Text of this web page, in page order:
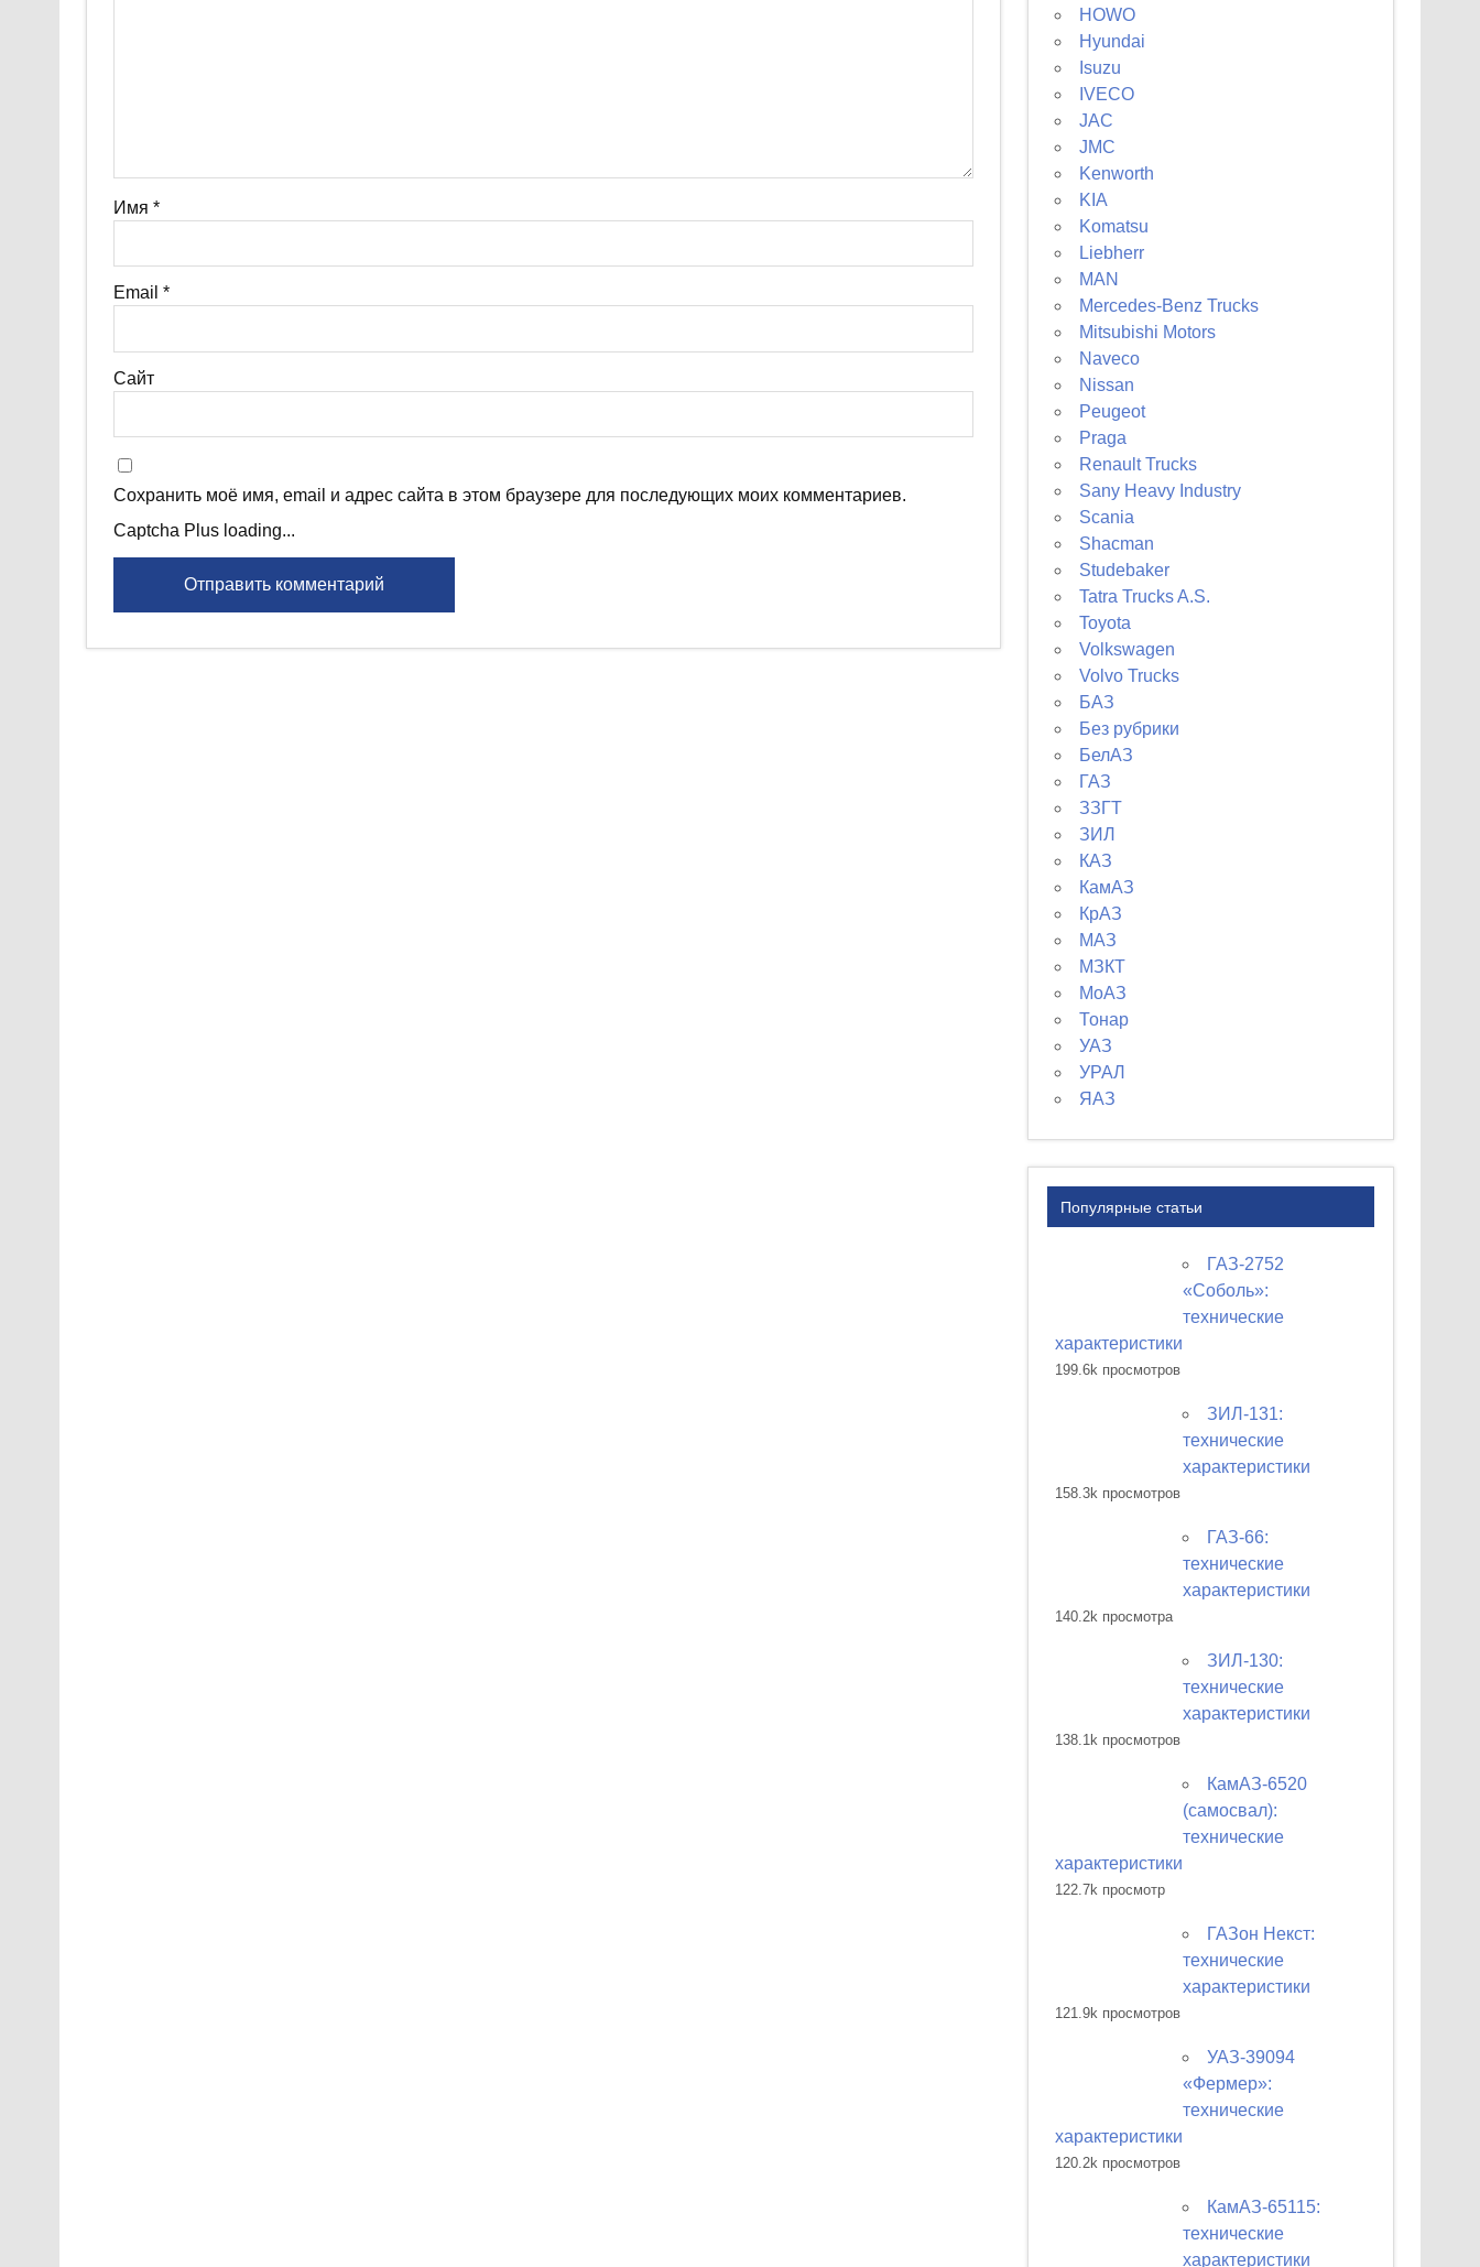
Имя *
Email *
Сайт
Сохранить моё имя, email и адрес сайта в этом браузере для последующих моих комментариев.
Captcha Plus loading...
HOWO
Hyundai
Isuzu
IVECO
JAC
JMC
Kenworth
KIA
Komatsu
Liebherr
MAN
Mercedes-Benz Trucks
Mitsubishi Motors
Naveco
Nissan
Peugeot
Praga
Renault Trucks
Sany Heavy Industry
Scania
Shacman
Studebaker
Tatra Trucks A.S.
Toyota
Volkswagen
Volvo Trucks
БАЗ
Без рубрики
БелАЗ
ГАЗ
ЗЗГТ
ЗИЛ
КАЗ
КамАЗ
КрАЗ
МАЗ
МЗКТ
МоАЗ
Тонар
УАЗ
УРАЛ
ЯАЗ
Популярные статьи
ГАЗ-2752
«Соболь»:
технические
характеристики
199.6k просмотров
ЗИЛ-131:
технические
характеристики
158.3k просмотров
ГАЗ-66:
технические
характеристики
140.2k просмотра
ЗИЛ-130:
технические
характеристики
138.1k просмотров
КамАЗ-6520
(самосвал):
технические
характеристики
122.7k просмотр
ГАЗон Некст:
технические
характеристики
121.9k просмотров
УАЗ-39094
«Фермер»:
технические
характеристики
120.2k просмотров
КамАЗ-65115:
технические
характеристики